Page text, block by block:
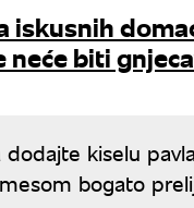
iskusnih
neće biti
kiselu
bogato